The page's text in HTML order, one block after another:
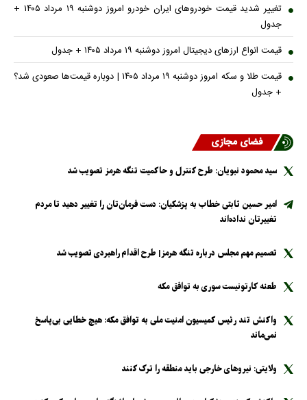
تغییر شدید قیمت خودرو‌های ایران خودرو امروز دوشنبه ۱۹ مرداد ۱۴۰۵ +
جدول
قیمت انواع ارز‌های دیجیتال امروز دوشنبه ۱۹ مرداد ۱۴۰۵ + جدول
قیمت طلا و سکه امروز دوشنبه ۱۹ مرداد ۱۴۰۵ | دوباره قیمت‌ها صعودی شد؟
+ جدول
فضای مجازی
سید محمود نبویان: طرح کنترل و حاکمیت تنگه هرمز تصویب شد
امیر حسین ثابتی خطاب به پزشکیان: دست فرمان‌تان را تغییر دهید تا مردم
تغییرتان نداده‌اند
تصمیم مهم مجلس درباره تنگه هرمز| طرح اقدام راهبردی تصویب شد
طعنه کارتونیست سوری به توافق مکه
واکنش تند رئیس کمیسیون امنیت ملی به توافق مکه: هیچ خطایی بی‌پاسخ
نمی‌ماند
ولایتی: نیرو‌های خارجی باید منطقه را ترک کنند